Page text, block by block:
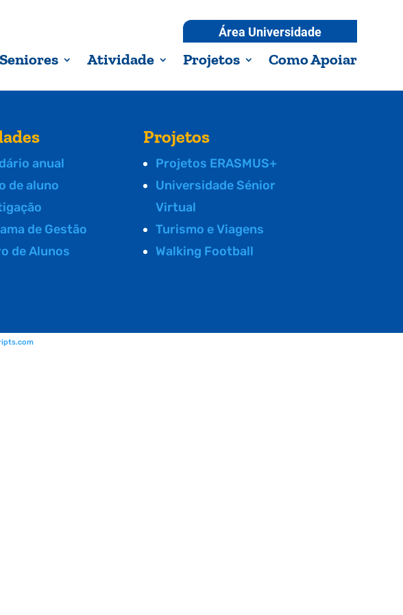
Área Universidade
Atividade Projetos Como Apoiar
anual
de aluno
de Gestão
de Alunos
Projetos
Projetos ERASMUS+
Universidade Sénior
Virtual
Turismo e Viagens
Walking Football